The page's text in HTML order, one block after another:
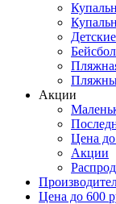
Акции
Цена
Акции
Цена до 600